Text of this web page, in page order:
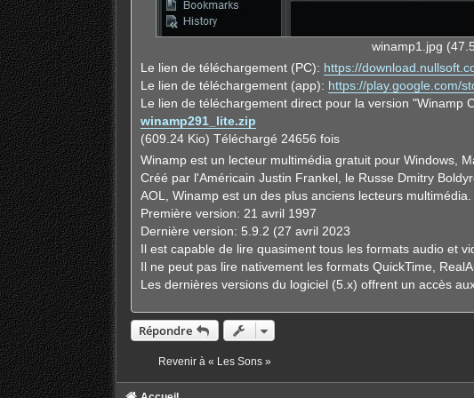
winamp1.jpg
Le lien de téléchargement (PC): https://
Le lien de téléchargement (app): https://play.google.com/
Le lien de téléchargement direct pour la version "Winamp
winamp291_lite.zip
(609.24 Kio) Téléchargé 24656 fois
Winamp est un lecteur multimédia gratuit pour Windows,
Créé par l'Américain Justin Frankel, le Russe Dmitry
AOL, Winamp est un des plus anciens lecteurs multimédia.
Première version: 21 avril 1997
Dernière version: 5.9.2 (27 avril 2023
Il est capable de lire quasiment tous les formats audio et
Il ne peut pas lire nativement les formats QuickTime,
Les dernières versions du logiciel (5.x) offrent un accès
Répondre
Revenir à « Les Sons »